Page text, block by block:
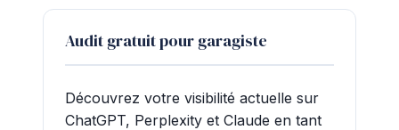
Audit gratuit pour garagiste
Découvrez votre visibilité actuelle sur
ChatGPT, Perplexity et Claude en tant